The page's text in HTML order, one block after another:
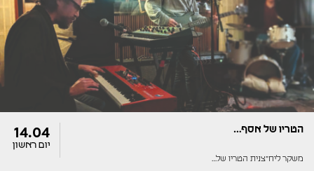
20:00
20:00
הטריו של אסף…
משקר ליח״צנית הטריו של…
14.04
יום ראשון